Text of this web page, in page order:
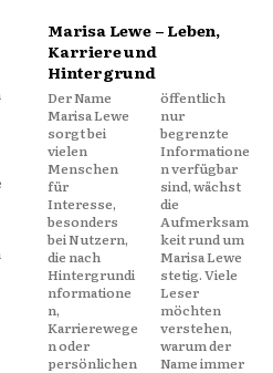
Marisa Lewe – Leben,
Karriere und
Hintergrund
Der Name
Marisa Lewe
sorgt bei
vielen
Menschen
für
Interesse,
besonders
bei Nutzern,
die nach
Hintergrundi
nformatione
n,
Karrierewege
n oder
persönlichen
öffentlich
nur
begrenzte
Informatione
n verfügbar
sind, wächst
die
Aufmerksam
keit rund um
Marisa Lewe
stetig. Viele
Leser
möchten
verstehen,
warum der
Name immer